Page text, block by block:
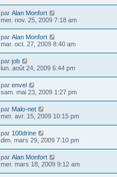
par Alan Monfort
mer. nov. 25, 2009 7:18 am
par Alan Monfort
mar. oct. 27, 2009 8:40 am
par job
lun. août 24, 2009 6:44 pm
par envel
sam. mai 23, 2009 1:27 pm
par Malo-net
mer. avr. 15, 2009 10:15 pm
par 100drine
dim. mars 29, 2009 7:10 pm
par Alan Monfort
mer. mars 18, 2009 9:12 am